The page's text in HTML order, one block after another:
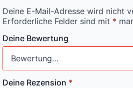
Deine E-Mail-Adresse wird nicht
Erforderliche Felder sind mit *
Deine Bewertung
Deine Rezension *